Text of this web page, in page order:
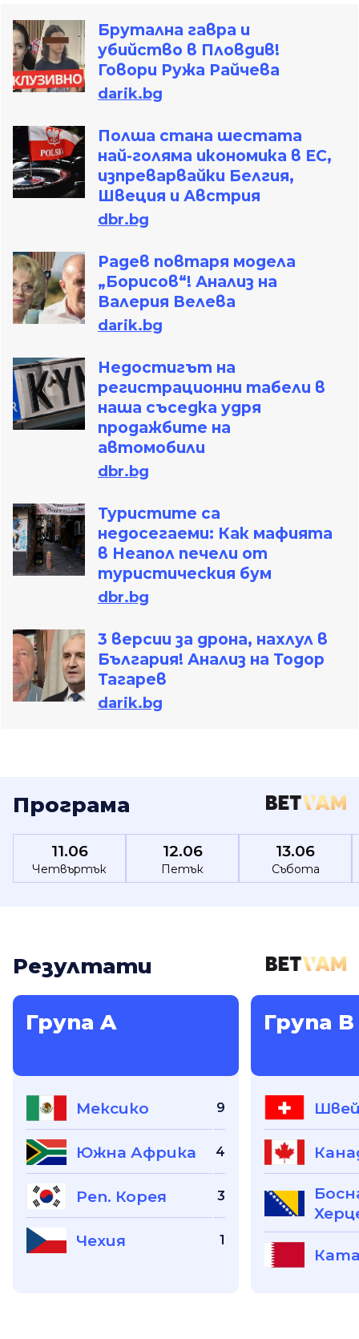
Брутална гавра и
убийство в Пловдив!
Говори Ружа Райчева
darik.bg
Полша стана шестата
най-голяма икономика в ЕС,
изпреварвайки Белгия,
Швеция и Австрия
dbr.bg
Радев повтаря модела
„Борисов“! Анализ на
Валерия Велева
darik.bg
Недостигът на
регистрационни табели в
наша съседка удря
продажбите на
автомобили
dbr.bg
Туристите са
недосегаеми: Как мафията
в Неапол печели от
туристическия бум
dbr.bg
3 версии за дрона, нахлул в
България! Анализ на Тодор
Тагарев
darik.bg
Програма
11.06
Четвъртък
12.06
Петък
13.06
Събота
Резултати
Група A
Мексико 9
Южна Африка 4
Реп. Корея 3
Чехия 1
Група B